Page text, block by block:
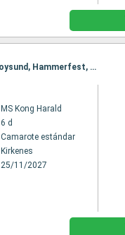
Itinerario : Kirkenes, Mehamn, Vardo, Kjollefjord, Batsfjord, Honningsvag, Berlevag, Havoysund, Hammerfest, Oksfjord, Skjervoy, Tromso, Vardo, Mehamn, Kjollefjord, Honningsvag, Havoysund, Hammerfest, Finnsnes, Oksfjord, Harstad, Skjervoy, Risoyhamn, Tromso, sortland, Stokmarknes, Svolvaer, Stamsund, Batsfjord, Finnsnes, Harstad, Risoyhamn, sortland, Bodo, Stokmarknes, Ornes, Svolvaer, Nesna (pasaje círculo polar), Stamsund, Sandnessjoen, Bronnoysund, Rorvik, Berlevag, Bodo, Ornes, Nesna (pasaje círculo polar), Trondheim, Sandnessjoen, Kristiansund, Bronnoysund, Molde, Rorvik, Mehamn, Alesund, Trondheim, Torvik, Kristiansund, Maloy, Molde, Floro, Bergen, Kjollefjord, Alesund, Torvik, Maloy, Floro, Bergen, Honningsvag, Havoysund, Hammerfest, Oksfjord, Skjervoy, Tromso, Finnsnes, Harstad, Risoyhamn, sortland, Stokmarknes, Svolvaer, Stamsund, Bodo, Ornes, Nesna (pasaje círculo polar), Sandnessjoen, Bronnoysund, Rorvik, Trondheim, Kristiansund, Molde, Alesund, Torvik, Maloy, Floro, Bergen
MS Kong Harald
6 d
Camarote estándar
Kirkenes
25/11/2027